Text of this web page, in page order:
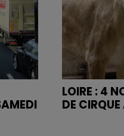
LOIRE : 4
DE